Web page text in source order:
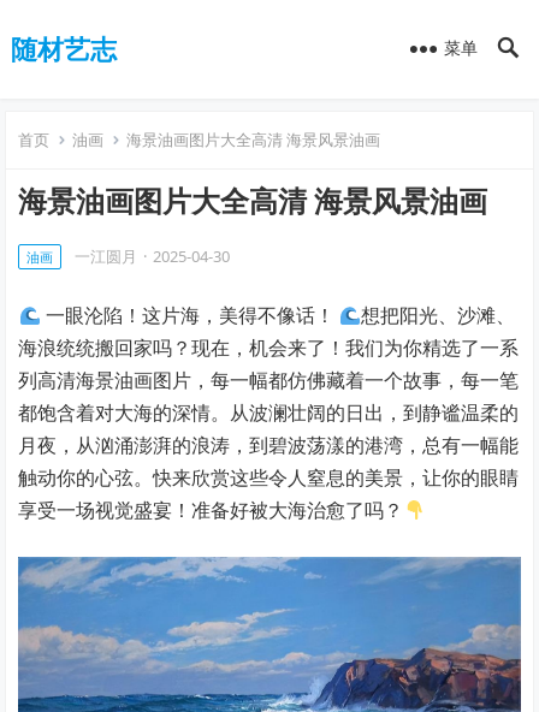
随材艺志 菜单
首页 油画 海景油画图片大全高清 海景风景油画
海景油画图片大全高清 海景风景油画
油画 一江圆月 · 2025-04-30
一眼沦陷！这片海，美得不像话！
想把阳光、沙滩、
海浪统统搬回家吗？现在，机会来了！我们为你精选了一系
列高清海景油画图片，每一幅都仿佛藏着一个故事，每一笔
都饱含着对大海的深情。从波澜壮阔的日出，到静谧温柔的
月夜，从汹涌澎湃的浪涛，到碧波荡漾的港湾，总有一幅能
触动你的心弦。快来欣赏这些令人窒息的美景，让你的眼睛
享受一场视觉盛宴！准备好被大海治愈了吗？